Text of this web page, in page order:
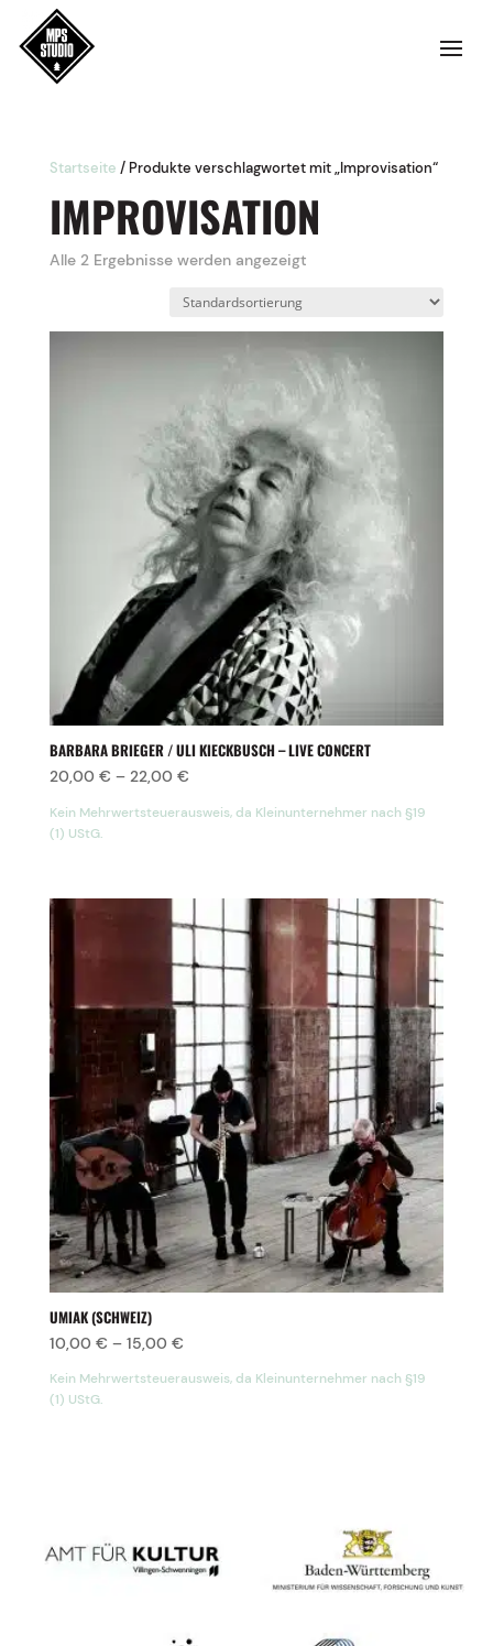
Startseite / Produkte verschlagwortet mit „Improvisation“
IMPROVISATION
Alle 2 Ergebnisse werden angezeigt
BARBARA BRIEGER / ULI KIECKBUSCH – LIVE CONCERT
20,00 € – 22,00 €
Kein Mehrwertsteuerausweis, da Kleinunternehmer nach §19
(1) UStG.
UMIAK (SCHWEIZ)
10,00 € – 15,00 €
Kein Mehrwertsteuerausweis, da Kleinunternehmer nach §19
(1) UStG.